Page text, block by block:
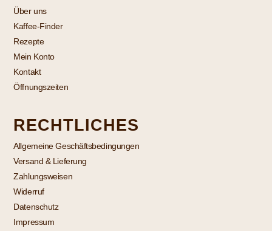
Über uns
Kaffee-Finder
Rezepte
Mein Konto
Kontakt
Öffnungszeiten
RECHTLICHES
Allgemeine Geschäftsbedingungen
Versand & Lieferung
Zahlungsweisen
Widerruf
Datenschutz
Impressum